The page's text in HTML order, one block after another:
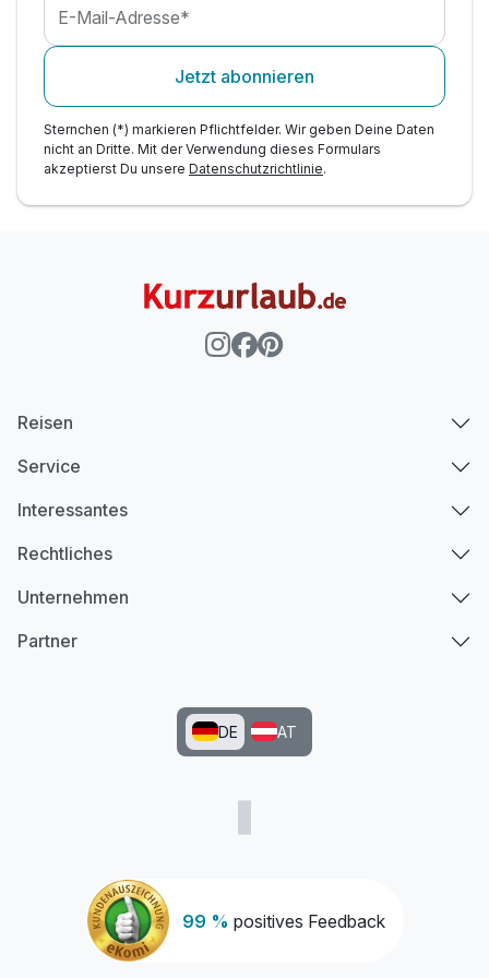
WLAN-Nutzung
E-Mail-Adresse*
Jetzt abonnieren
Sternchen (*) markieren Pflichtfelder. Wir geben Deine Daten
nicht an Dritte. Mit der Verwendung dieses Formulars
akzeptierst Du unsere Datenschutzrichtlinie.
99 % positives Feedback
Reisen
Service
Interessantes
Rechtliches
Unternehmen
Partner
DE AT